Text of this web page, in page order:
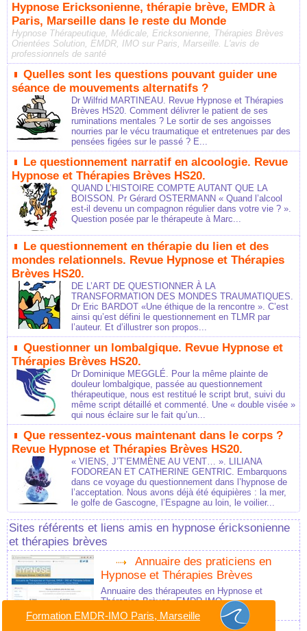
Hypnose Ericksonienne, thérapie brève, EMDR à
Paris, Marseille dans le reste du Monde
Hypnose Thérapeutique, Médicale, Ericksonienne, Thérapies Brèves
Orientées Solution, EMDR, IMO sur Paris, Marseille. L'avis de
professionnels de santé
Quelles sont les questions pouvant guider une
séance de mouvements alternatifs ?
Dr Wilfrid MARTINEAU. Revue Hypnose et Thérapies
Brèves HS20. Comment délivrer le patient de ses
ruminations mentales ? Le sortir de ses angoisses
nourries par le vécu traumatique et entretenues par des
pensées figées sur le passé ? E...
Le questionnement narratif en alcoologie. Revue
Hypnose et Thérapies Brèves HS20.
QUAND L’HISTOIRE COMPTE AUTANT QUE LA
BOISSON. Pr Gérard OSTERMANN « Quand l’alcool
est-il devenu un compagnon régulier dans votre vie ? ».
Question posée par le thérapeute à Marc...
Le questionnement en thérapie du lien et des
mondes relationnels. Revue Hypnose et Thérapies
Brèves HS20.
DE L’ART DE QUESTIONNER À LA
TRANSFORMATION DES MONDES TRAUMATIQUES.
Dr Eric BARDOT «Une éthique de la rencontre ». C’est
ainsi qu’est défini le questionnement en TLMR par
l’auteur. Et d’illustrer son propos...
Questionner un lombalgique. Revue Hypnose et
Thérapies Brèves HS20.
Dr Dominique MEGGLÉ. Pour la même plainte de
douleur lombalgique, passée au questionnement
thérapeutique, nous est restitué le script brut, suivi du
même script détaillé et commenté. Une « double visée »
qui nous éclaire sur le fait qu’un...
Que ressentez-vous maintenant dans le corps ?
Revue Hypnose et Thérapies Brèves HS20.
« VIENS, J’T’EMMÈNE AU VENT… ». LILIANA
FODOREAN ET CATHERINE GENTRIC. Embarquons
dans ce voyage du questionnement dans l’hypnose de
l’acceptation. Nous avons déjà été équipières : la mer,
le golfe de Gascogne, l’Espagne au loin, le voilier...
Sites référents et liens amis en hypnose éricksonienne
et thérapies brèves
Annuaire des praticiens en
Hypnose et Thérapies Brèves
Annuaire des thérapeutes en Hypnose et
Thérapies Brèves, EMDR-IMO
Formation EMDR-IMO Paris, Marseille